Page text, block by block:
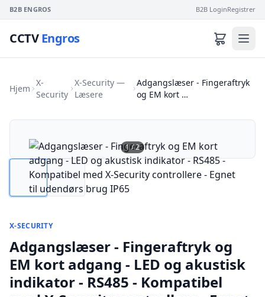
B2B ENGROS B2B LoginRegistrer
CCTVEngros
Hjem
X-
Security
X-Security —
Læsere
Adgangslæser - Fingeraftryk
og EM kort …
1/2
X-SECURITY
Adgangslæser - Fingeraftryk og
EM kort adgang - LED og akustisk
indikator - RS485 - Kompatibel